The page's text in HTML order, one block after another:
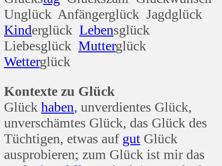
Unglück Anfängerglück Jagdglück
Kinderglück Lebensglück
Liebesglück Mutterglück
Wetterglück
Kontexte zu Glück
Glück haben, unverdientes Glück,
unverschämtes Glück, das Glück des
Tüchtigen, etwas auf gut Glück
ausprobieren; zum Glück ist mir das